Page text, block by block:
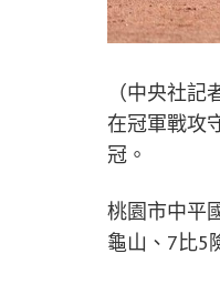
（中央社
在冠軍戰攻
冠。
桃園市中平
龜山、7比5